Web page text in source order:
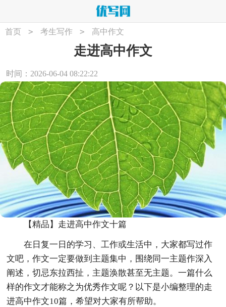
首页 > 考生写作 > 高中作文
走进高中作文
时间：2026-06-04 08:22:22
【精品】走进高中作文十篇
在日复一日的学习、工作或生活中，大家都写过作
文吧，作文一定要做到主题集中，围绕同一主题作深入
阐述，切忌东拉西扯，主题涣散甚至无主题。一篇什么
样的作文才能称之为优秀作文呢？以下是小编整理的走
进高中作文10篇，希望对大家有所帮助。